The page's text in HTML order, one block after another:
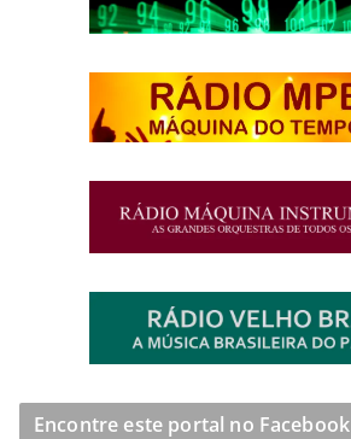
Encontre este portal no Facebook